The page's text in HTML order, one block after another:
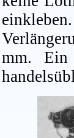
mm. Ein